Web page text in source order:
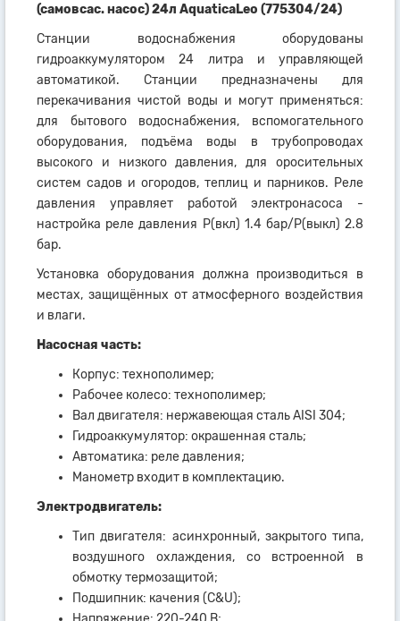
(самовсас. насос) 24л AquaticaLeo (775304/24)
Станции водоснабжения оборудованы
гидроаккумулятором 24 литра и управляющей
автоматикой. Станции предназначены для
перекачивания чистой воды и могут применяться:
для бытового водоснабжения, вспомогательного
оборудования, подъёма воды в трубопроводах
высокого и низкого давления, для оросительных
систем садов и огородов, теплиц и парников. Реле
давления управляет работой электронасоса -
настройка реле давления Р(вкл) 1.4 бар/Р(выкл) 2.8
бар.
Установка оборудования должна производиться в
местах, защищённых от атмосферного воздействия
и влаги.
Насосная часть:
Корпус: технополимер;
Рабочее колесо: технополимер;
Вал двигателя: нержавеющая сталь AISI 304;
Гидроаккумулятор: окрашенная сталь;
Автоматика: реле давления;
Манометр входит в комплектацию.
Электродвигатель:
Тип двигателя: асинхронный, закрытого типа,
воздушного охлаждения, со встроенной в
обмотку термозащитой;
Подшипник: качения (C&U);